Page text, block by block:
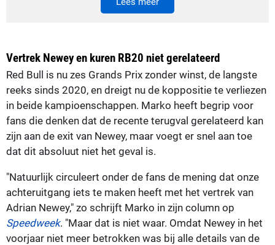
Vertrek Newey en kuren RB20 niet gerelateerd
Red Bull is nu zes Grands Prix zonder winst, de langste
reeks sinds 2020, en dreigt nu de koppositie te verliezen
in beide kampioenschappen. Marko heeft begrip voor
fans die denken dat de recente terugval gerelateerd kan
zijn aan de exit van Newey, maar voegt er snel aan toe
dat dit absoluut niet het geval is.
"Natuurlijk circuleert onder de fans de mening dat onze
achteruitgang iets te maken heeft met het vertrek van
Adrian Newey," zo schrijft Marko in zijn column op
Speedweek. "Maar dat is niet waar. Omdat Newey in het
voorjaar niet meer betrokken was bij alle details van de